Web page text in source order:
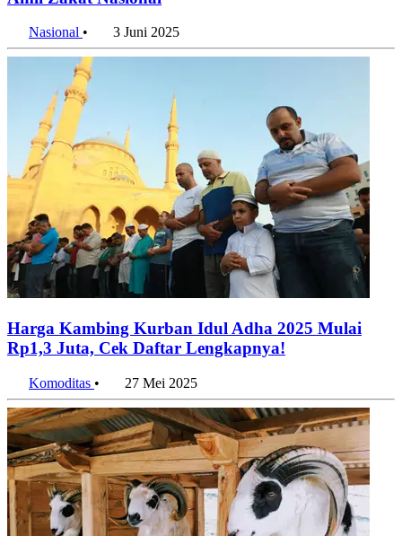
Nasional• 3 Juni 2025
Harga Kambing Kurban Idul Adha 2025 Mulai
Komoditas• 27 Mei 2025